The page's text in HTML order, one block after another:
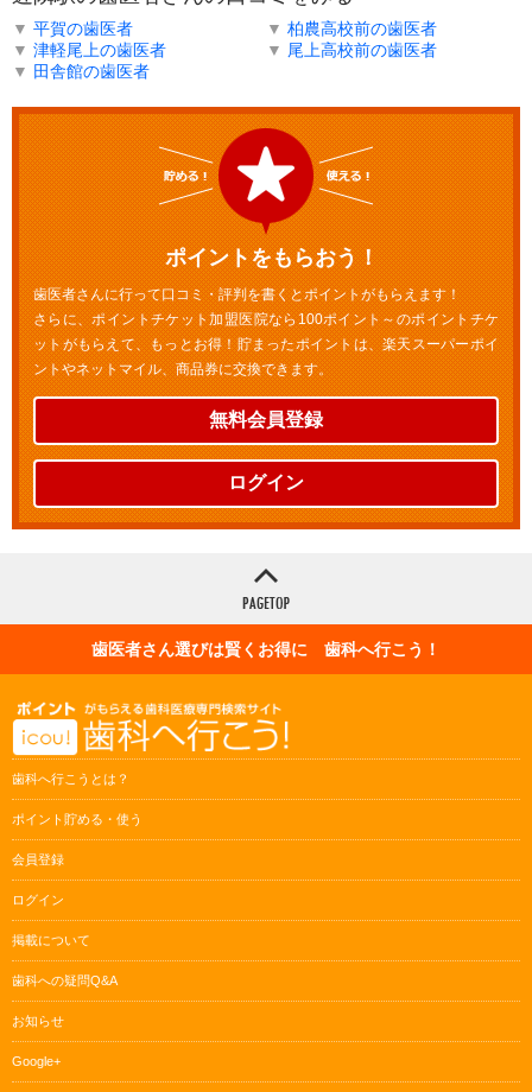
▼ 平賀の歯医者 ▼ 柏農高校前の歯医者
▼ 津軽尾上の歯医者 ▼ 尾上高校前の歯医者
▼ 田舎館の歯医者
ポイントをもらおう！
歯医者さんに行って口コミ・評判を書くとポイントがもらえます！
さらに、ポイントチケット加盟医院なら100ポイント～のポイントチケ
ットがもらえて、もっとお得！貯まったポイントは、楽天スーパーポイ
ントやネットマイル、商品券に交換できます。
無料会員登録
ログイン
歯医者さん選びは賢くお得に 歯科へ行こう！
歯科へ行こうとは？
ポイント貯める・使う
会員登録
ログイン
掲載について
歯科への疑問Q&A
お知らせ
Google+